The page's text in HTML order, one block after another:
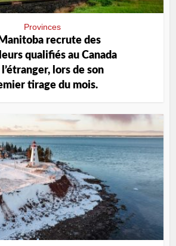
Provinces
recrute des
qualifiés au Canada
lors de son
tirage du mois.